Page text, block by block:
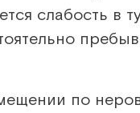
слабость в
по